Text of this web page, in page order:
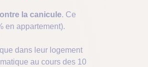
la canicule. Ce
en appartement).
dans leur logement
au cours des 10